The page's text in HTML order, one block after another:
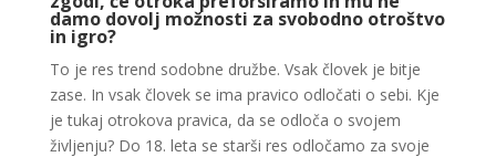
damo dovolj možnosti za svobodno otroštvo
in igro?
To je res trend sodobne družbe. Vsak človek je bitje
zase. In vsak človek se ima pravico odločati o sebi. Kje
je tukaj otrokova pravica, da se odloča o svojem
življenju? Do 18. leta se starši res odločamo za svoje